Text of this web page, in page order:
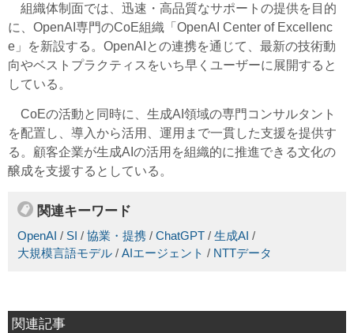
組織体制面では、迅速・高品質なサポートの提供を目的
に、OpenAI専門のCoE組織「OpenAI Center of Excellenc
e」を新設する。OpenAIとの連携を通じて、最新の技術動
向やベストプラクティスをいち早くユーザーに展開すると
している。
CoEの活動と同時に、生成AI領域の専門コンサルタント
を配置し、導入から活用、運用まで一貫した支援を提供す
る。顧客企業が生成AIの活用を組織的に推進できる文化の
醸成を支援するとしている。
関連キーワード
OpenAI / SI / 協業・提携 / ChatGPT / 生成AI /
大規模言語モデル / AIエージェント / NTTデータ
関連記事